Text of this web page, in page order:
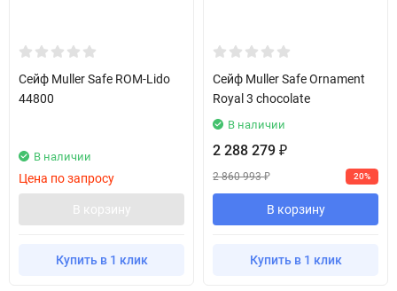
Сейф Muller Safe ROM-Lido
44800
В наличии
Цена по запросу
В корзину
Купить в 1 клик
Сейф Muller Safe Ornament
Royal 3 chocolate
В наличии
2 288 279 ₽
2 860 993₽ 20%
В корзину
Купить в 1 клик